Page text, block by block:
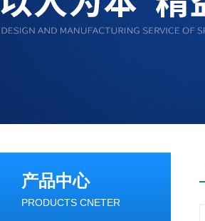
产品中心
PRODUCTS CNETER